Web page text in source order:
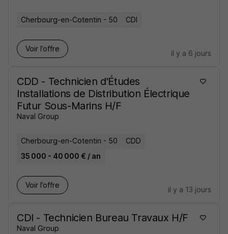
Cherbourg-en-Cotentin - 50 CDI
Voir l’offre
il y a 6 jours
CDD - Technicien d'Études
Installations de Distribution Électrique
Futur Sous-Marins H/F
Naval Group
Cherbourg-en-Cotentin - 50
CDD
35 000 - 40 000 € / an
Voir l’offre
il y a 13 jours
CDI - Technicien Bureau Travaux H/F
Naval Group